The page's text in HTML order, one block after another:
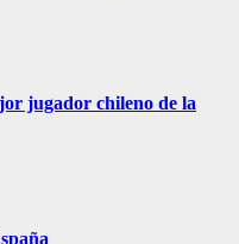
jugador chileno de la